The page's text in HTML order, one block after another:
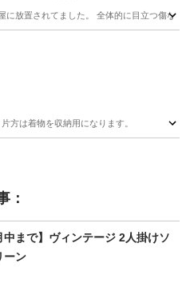
に放置されてました。 全体的に目立つ傷な
方は着物を収納用になります。
：
中まで】ヴィンテージ 2人掛けソ
ーン